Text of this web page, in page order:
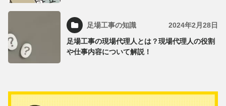
足場工事の知識 2024年2月28日
足場工事の現場代理人とは？現場代理人の役割
や仕事内容について解説！